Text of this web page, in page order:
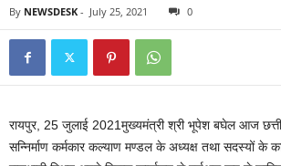
By NEWSDESK - July 25, 2021 0
रायपुर, 25 जुलाई 2021मुख्यमंत्री श्री भूपेश बघेल आज
सन्निर्माण कर्मकार कल्याण मण्डल के अध्यक्ष तथा सदस्यों के